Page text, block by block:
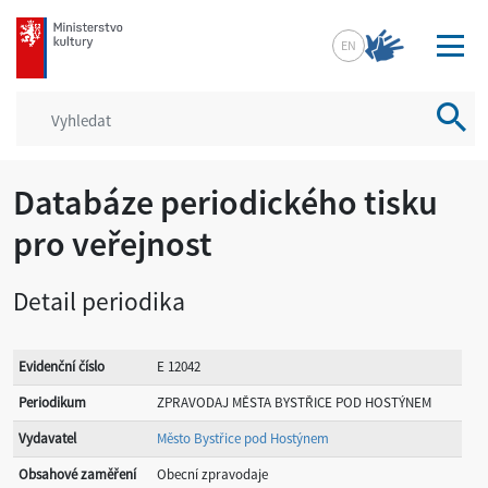
mkcr.cz
EN
Databáze periodického tisku
pro veřejnost
Detail periodika
Evidenční číslo
E 12042
Periodikum
ZPRAVODAJ MĚSTA BYSTŘICE POD HOSTÝNEM
Vydavatel
Město Bystřice pod Hostýnem
Obsahové zaměření
Obecní zpravodaje